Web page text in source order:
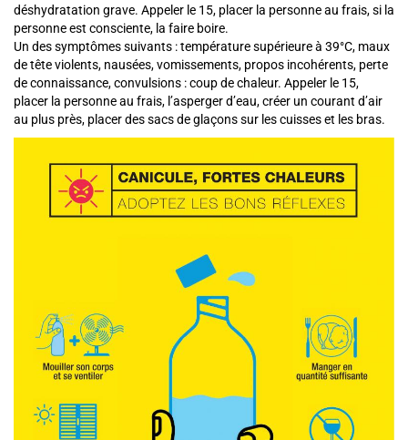
déshydratation grave. Appeler le 15, placer la personne au frais, si la
personne est consciente, la faire boire.
Un des symptômes suivants : température supérieure à 39°C, maux
de tête violents, nausées, vomissements, propos incohérents, perte
de connaissance, convulsions : coup de chaleur. Appeler le 15,
placer la personne au frais, l’asperger d’eau, créer un courant d’air
au plus près, placer des sacs de glaçons sur les cuisses et les bras.